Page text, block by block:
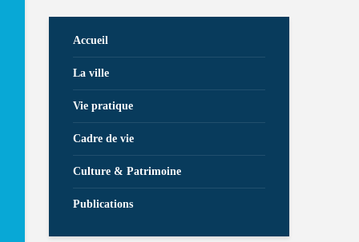
Accueil
La ville
Vie pratique
Cadre de vie
Culture & Patrimoine
Publications